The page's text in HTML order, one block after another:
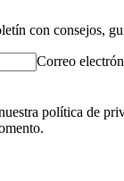
10
active
con consejos,
Correo
política de